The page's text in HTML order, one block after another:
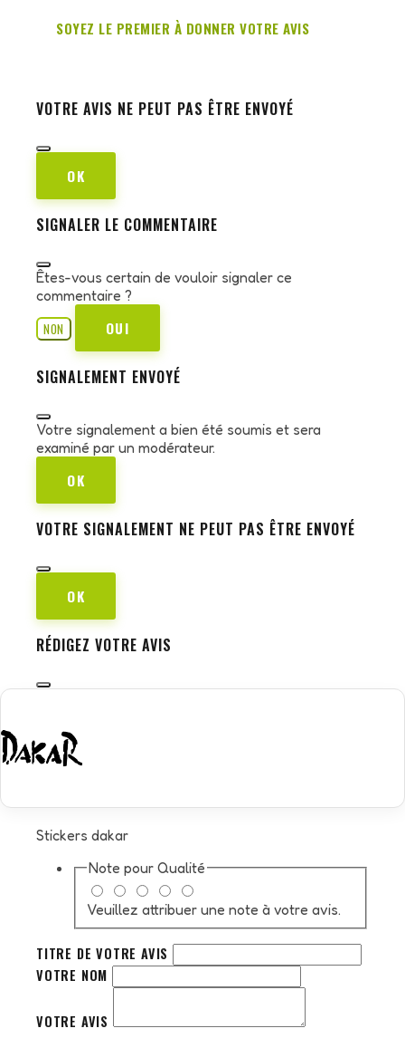
SOYEZ LE PREMIER À DONNER VOTRE AVIS
VOTRE AVIS NE PEUT PAS ÊTRE ENVOYÉ
OK
SIGNALER LE COMMENTAIRE
Êtes-vous certain de vouloir signaler ce
commentaire ?
NON
OUI
SIGNALEMENT ENVOYÉ
Votre signalement a bien été soumis et sera
examiné par un modérateur.
OK
VOTRE SIGNALEMENT NE PEUT PAS ÊTRE ENVOYÉ
OK
RÉDIGEZ VOTRE AVIS
Stickers dakar
Note pour Qualité
Veuillez attribuer une note à votre avis.
TITRE DE VOTRE AVIS
VOTRE NOM
VOTRE AVIS